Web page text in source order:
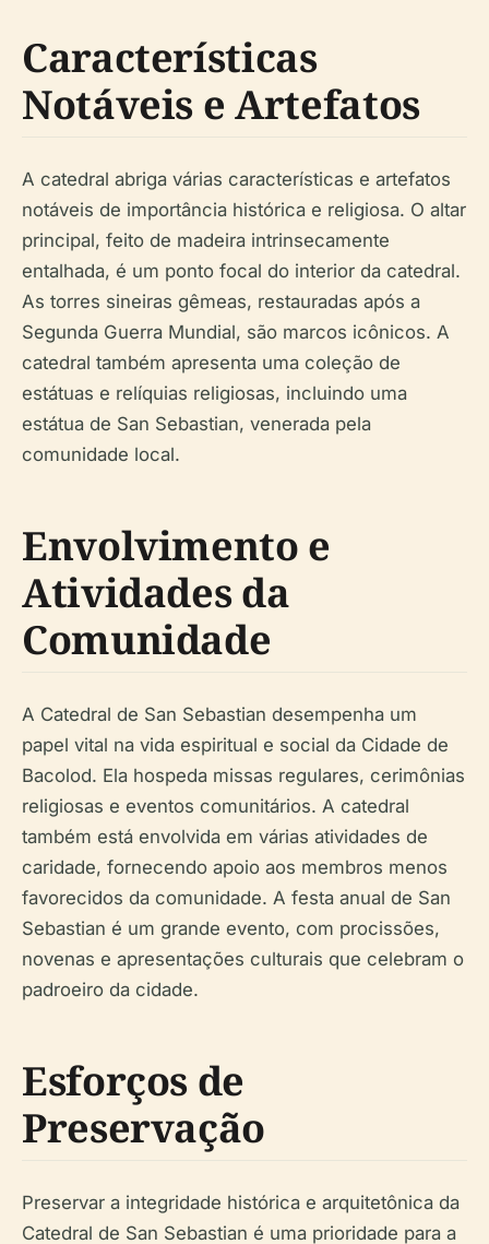
Características
Notáveis e Artefatos
A catedral abriga várias características e artefatos
notáveis de importância histórica e religiosa. O altar
principal, feito de madeira intrinsecamente
entalhada, é um ponto focal do interior da catedral.
As torres sineiras gêmeas, restauradas após a
Segunda Guerra Mundial, são marcos icônicos. A
catedral também apresenta uma coleção de
estátuas e relíquias religiosas, incluindo uma
estátua de San Sebastian, venerada pela
comunidade local.
Envolvimento e
Atividades da
Comunidade
A Catedral de San Sebastian desempenha um
papel vital na vida espiritual e social da Cidade de
Bacolod. Ela hospeda missas regulares, cerimônias
religiosas e eventos comunitários. A catedral
também está envolvida em várias atividades de
caridade, fornecendo apoio aos membros menos
favorecidos da comunidade. A festa anual de San
Sebastian é um grande evento, com procissões,
novenas e apresentações culturais que celebram o
padroeiro da cidade.
Esforços de
Preservação
Preservar a integridade histórica e arquitetônica da
Catedral de San Sebastian é uma prioridade para a